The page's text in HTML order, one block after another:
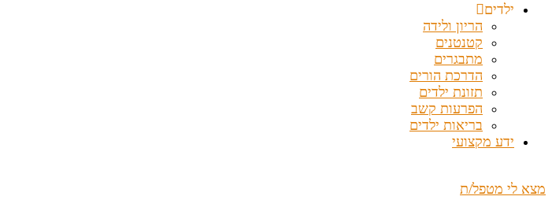
ילדים
הריון ולידה
קטנטנים
מתבגרים
הדרכת הורים
תזונת ילדים
הפרעות קשב
בריאות ילדים
ידע מקצועי
מצא לי מטפל/ת